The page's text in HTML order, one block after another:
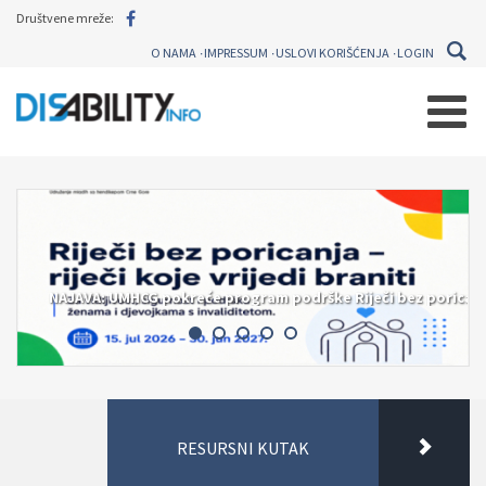
Društvene mreže:
O NAMA IMPRESSUM USLOVI KORIŠĆENJA LOGIN
NAJAVA: UMHCG pokreće program podrške Riječi bez
RESURSNI KUTAK